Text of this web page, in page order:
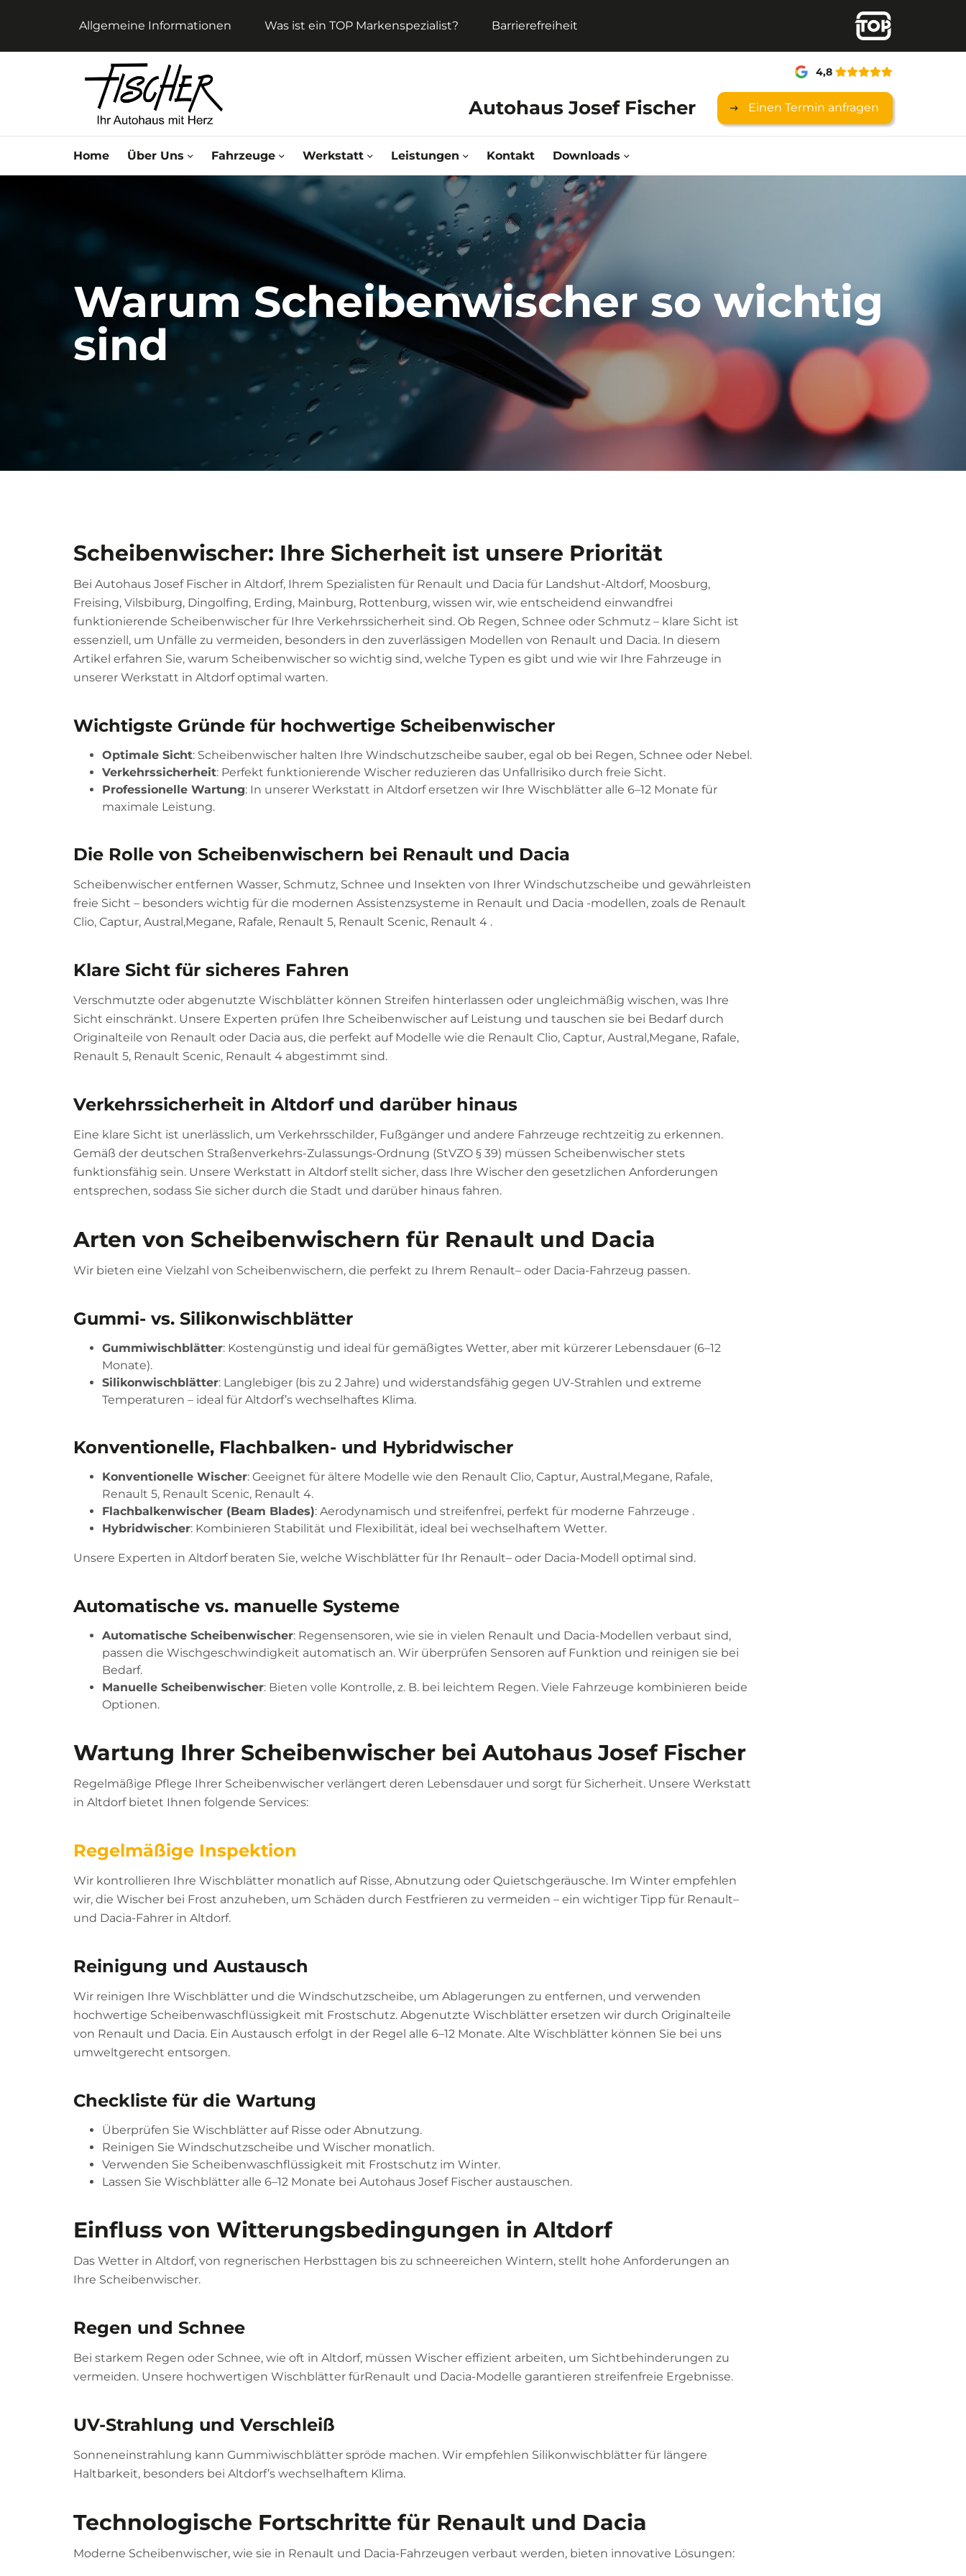
Allgemeine Informationen Was ist ein TOP Markenspezialist? Barrierefreiheit
4,8
Autohaus Josef Fischer Einen Termin anfragen
Home Über Uns Fahrzeuge Werkstatt Leistungen Kontakt Downloads
Warum Scheibenwischer so wichtig
sind
Scheibenwischer: Ihre Sicherheit ist unsere Priorität
Bei Autohaus Josef Fischer in Altdorf, Ihrem Spezialisten für Renault und Dacia für Landshut-Altdorf, Moosburg,
Freising, Vilsbiburg, Dingolfing, Erding, Mainburg, Rottenburg, wissen wir, wie entscheidend einwandfrei
funktionierende Scheibenwischer für Ihre Verkehrssicherheit sind. Ob Regen, Schnee oder Schmutz – klare Sicht ist
essenziell, um Unfälle zu vermeiden, besonders in den zuverlässigen Modellen von Renault und Dacia. In diesem
Artikel erfahren Sie, warum Scheibenwischer so wichtig sind, welche Typen es gibt und wie wir Ihre Fahrzeuge in
unserer Werkstatt in Altdorf optimal warten.
Wichtigste Gründe für hochwertige Scheibenwischer
Optimale Sicht: Scheibenwischer halten Ihre Windschutzscheibe sauber, egal ob bei Regen, Schnee oder Nebel.
Verkehrssicherheit: Perfekt funktionierende Wischer reduzieren das Unfallrisiko durch freie Sicht.
Professionelle Wartung: In unserer Werkstatt in Altdorf ersetzen wir Ihre Wischblätter alle 6–12 Monate für
maximale Leistung.
Die Rolle von Scheibenwischern bei Renault und Dacia
Scheibenwischer entfernen Wasser, Schmutz, Schnee und Insekten von Ihrer Windschutzscheibe und gewährleisten
freie Sicht – besonders wichtig für die modernen Assistenzsysteme in Renault und Dacia -modellen, zoals de Renault
Clio, Captur, Austral,Megane, Rafale, Renault 5, Renault Scenic, Renault 4 .
Klare Sicht für sicheres Fahren
Verschmutzte oder abgenutzte Wischblätter können Streifen hinterlassen oder ungleichmäßig wischen, was Ihre
Sicht einschränkt. Unsere Experten prüfen Ihre Scheibenwischer auf Leistung und tauschen sie bei Bedarf durch
Originalteile von Renault oder Dacia aus, die perfekt auf Modelle wie die Renault Clio, Captur, Austral,Megane, Rafale,
Renault 5, Renault Scenic, Renault 4 abgestimmt sind.
Verkehrssicherheit in Altdorf und darüber hinaus
Eine klare Sicht ist unerlässlich, um Verkehrsschilder, Fußgänger und andere Fahrzeuge rechtzeitig zu erkennen.
Gemäß der deutschen Straßenverkehrs-Zulassungs-Ordnung (StVZO § 39) müssen Scheibenwischer stets
funktionsfähig sein. Unsere Werkstatt in Altdorf stellt sicher, dass Ihre Wischer den gesetzlichen Anforderungen
entsprechen, sodass Sie sicher durch die Stadt und darüber hinaus fahren.
Arten von Scheibenwischern für Renault und Dacia
Wir bieten eine Vielzahl von Scheibenwischern, die perfekt zu Ihrem Renault– oder Dacia-Fahrzeug passen.
Gummi- vs. Silikonwischblätter
Gummiwischblätter: Kostengünstig und ideal für gemäßigtes Wetter, aber mit kürzerer Lebensdauer (6–12
Monate).
Silikonwischblätter: Langlebiger (bis zu 2 Jahre) und widerstandsfähig gegen UV-Strahlen und extreme
Temperaturen – ideal für Altdorf’s wechselhaftes Klima.
Konventionelle, Flachbalken- und Hybridwischer
Konventionelle Wischer: Geeignet für ältere Modelle wie den Renault Clio, Captur, Austral,Megane, Rafale,
Renault 5, Renault Scenic, Renault 4.
Flachbalkenwischer (Beam Blades): Aerodynamisch und streifenfrei, perfekt für moderne Fahrzeuge .
Hybridwischer: Kombinieren Stabilität und Flexibilität, ideal bei wechselhaftem Wetter.
Unsere Experten in Altdorf beraten Sie, welche Wischblätter für Ihr Renault– oder Dacia-Modell optimal sind.
Automatische vs. manuelle Systeme
Automatische Scheibenwischer: Regensensoren, wie sie in vielen Renault und Dacia-Modellen verbaut sind,
passen die Wischgeschwindigkeit automatisch an. Wir überprüfen Sensoren auf Funktion und reinigen sie bei
Bedarf.
Manuelle Scheibenwischer: Bieten volle Kontrolle, z. B. bei leichtem Regen. Viele Fahrzeuge kombinieren beide
Optionen.
Wartung Ihrer Scheibenwischer bei Autohaus Josef Fischer
Regelmäßige Pflege Ihrer Scheibenwischer verlängert deren Lebensdauer und sorgt für Sicherheit. Unsere Werkstatt
in Altdorf bietet Ihnen folgende Services:
Regelmäßige Inspektion
Wir kontrollieren Ihre Wischblätter monatlich auf Risse, Abnutzung oder Quietschgeräusche. Im Winter empfehlen
wir, die Wischer bei Frost anzuheben, um Schäden durch Festfrieren zu vermeiden – ein wichtiger Tipp für Renault–
und Dacia-Fahrer in Altdorf.
Reinigung und Austausch
Wir reinigen Ihre Wischblätter und die Windschutzscheibe, um Ablagerungen zu entfernen, und verwenden
hochwertige Scheibenwaschflüssigkeit mit Frostschutz. Abgenutzte Wischblätter ersetzen wir durch Originalteile
von Renault und Dacia. Ein Austausch erfolgt in der Regel alle 6–12 Monate. Alte Wischblätter können Sie bei uns
umweltgerecht entsorgen.
Checkliste für die Wartung
Überprüfen Sie Wischblätter auf Risse oder Abnutzung.
Reinigen Sie Windschutzscheibe und Wischer monatlich.
Verwenden Sie Scheibenwaschflüssigkeit mit Frostschutz im Winter.
Lassen Sie Wischblätter alle 6–12 Monate bei Autohaus Josef Fischer austauschen.
Einfluss von Witterungsbedingungen in Altdorf
Das Wetter in Altdorf, von regnerischen Herbsttagen bis zu schneereichen Wintern, stellt hohe Anforderungen an
Ihre Scheibenwischer.
Regen und Schnee
Bei starkem Regen oder Schnee, wie oft in Altdorf, müssen Wischer effizient arbeiten, um Sichtbehinderungen zu
vermeiden. Unsere hochwertigen Wischblätter fürRenault und Dacia-Modelle garantieren streifenfreie Ergebnisse.
UV-Strahlung und Verschleiß
Sonneneinstrahlung kann Gummiwischblätter spröde machen. Wir empfehlen Silikonwischblätter für längere
Haltbarkeit, besonders bei Altdorf’s wechselhaftem Klima.
Technologische Fortschritte für Renault und Dacia
Moderne Scheibenwischer, wie sie in Renault und Dacia-Fahrzeugen verbaut werden, bieten innovative Lösungen: